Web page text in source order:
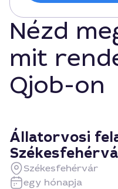
Nézd
mit
Qjob-on
Állatorvosi
Székesfehérvár
egy hónapja